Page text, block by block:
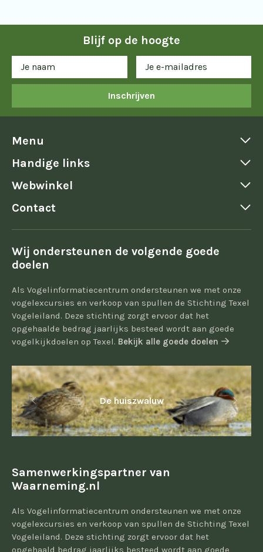
Blijf op de hoogte
Inschrijven
Menu
Handige links
Webwinkel
Contact
Wij ondersteunen de volgende goede
doelen
Als Vogelinformatiecentrum ondersteunen we met onze
vogelexcursies en verkoop van spullen de Stichting Texel
Vogeleiland. Deze stichting zorgt ervoor dat het
opgehaalde bedrag jaarlijks besteed wordt aan goede
vogelkijkdoelen op Texel. Bekijk alle goede doelen
De huiszwaluw
Samenwerkingspartner van
Waarneming.nl
Als Vogelinformatiecentrum ondersteunen we met onze
vogelexcursies en verkoop van spullen de Stichting Texel
Vogeleiland. Deze stichting zorgt ervoor dat het
opgehaald bedrag jaarlijks besteed wordt aan goede